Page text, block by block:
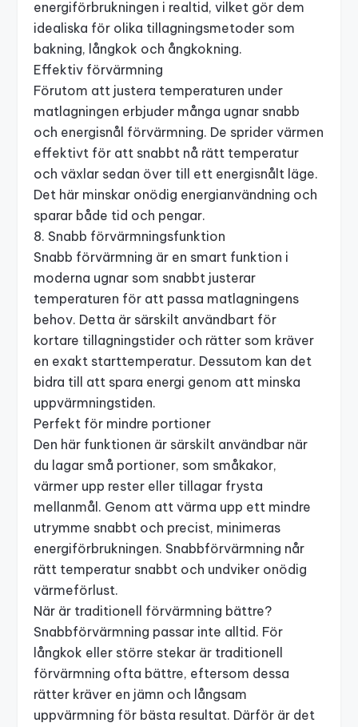
energiförbrukningen i realtid, vilket gör dem
idealiska för olika tillagningsmetoder som
bakning, långkok och ångkokning.
Effektiv förvärmning
Förutom att justera temperaturen under
matlagningen erbjuder många ugnar snabb
och energisnål förvärmning. De sprider värmen
effektivt för att snabbt nå rätt temperatur
och växlar sedan över till ett energisnålt läge.
Det här minskar onödig energianvändning och
sparar både tid och pengar.
8. Snabb förvärmningsfunktion
Snabb förvärmning är en smart funktion i
moderna ugnar som snabbt justerar
temperaturen för att passa matlagningens
behov. Detta är särskilt användbart för
kortare tillagningstider och rätter som kräver
en exakt starttemperatur. Dessutom kan det
bidra till att spara energi genom att minska
uppvärmningstiden.
Perfekt för mindre portioner
Den här funktionen är särskilt användbar när
du lagar små portioner, som småkakor,
värmer upp rester eller tillagar frysta
mellanmål. Genom att värma upp ett mindre
utrymme snabbt och precist, minimeras
energiförbrukningen. Snabbförvärmning når
rätt temperatur snabbt och undviker onödig
värmeförlust.
När är traditionell förvärmning bättre?
Snabbförvärmning passar inte alltid. För
långkok eller större stekar är traditionell
förvärmning ofta bättre, eftersom dessa
rätter kräver en jämn och långsam
uppvärmning för bästa resultat. Därför är det